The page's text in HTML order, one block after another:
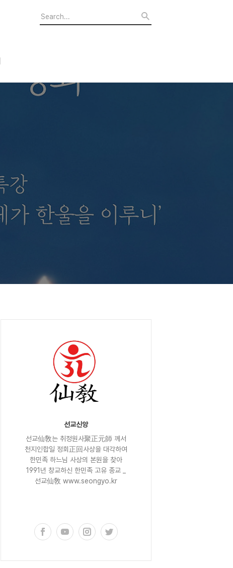
선교신앙
선교仙敎는 취정원사聚正元師 께서
천지인합일 정회正回사상을 대각하여
한민족 하느님 사상의 본원을 찾아
1991년 창교하신 한민족 고유 종교 _
선교仙敎 www.seongyo.kr